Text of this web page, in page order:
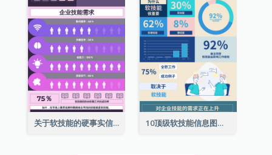
关于软技能的硬事实信息图表 10顶级软技能信息图表